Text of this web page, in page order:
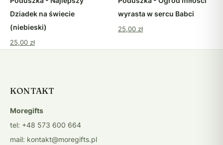
Dziadek na świecie
(niebieski)
25,00 zł
wyrasta w sercu Babci
25,00 zł
KONTAKT
Moregifts
tel: +48 573 600 664
mail: kontakt@moregifts.pl